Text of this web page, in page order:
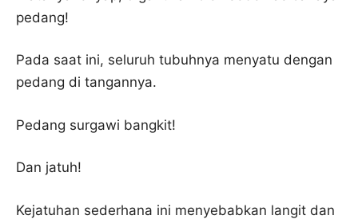
pedang!
Pada saat ini, seluruh tubuhnya menyatu dengan
pedang di tangannya.
Pedang surgawi bangkit!
Dan jatuh!
Kejatuhan sederhana ini menyebabkan langit dan